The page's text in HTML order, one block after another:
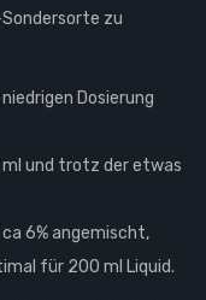
zu
Dosierung
ml und trotz der etwas
6% angemischt,
für 200 ml Liquid.